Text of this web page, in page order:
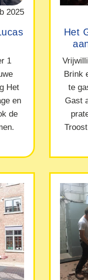
2025
1
Het
en
de
Het
Brink
te
Gast